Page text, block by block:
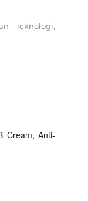
Teknologi,
Cream, Anti-